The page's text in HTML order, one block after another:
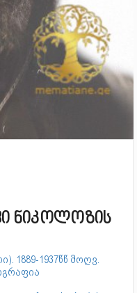
ნიკოლოზის
1889-1937წწ მოღვ.